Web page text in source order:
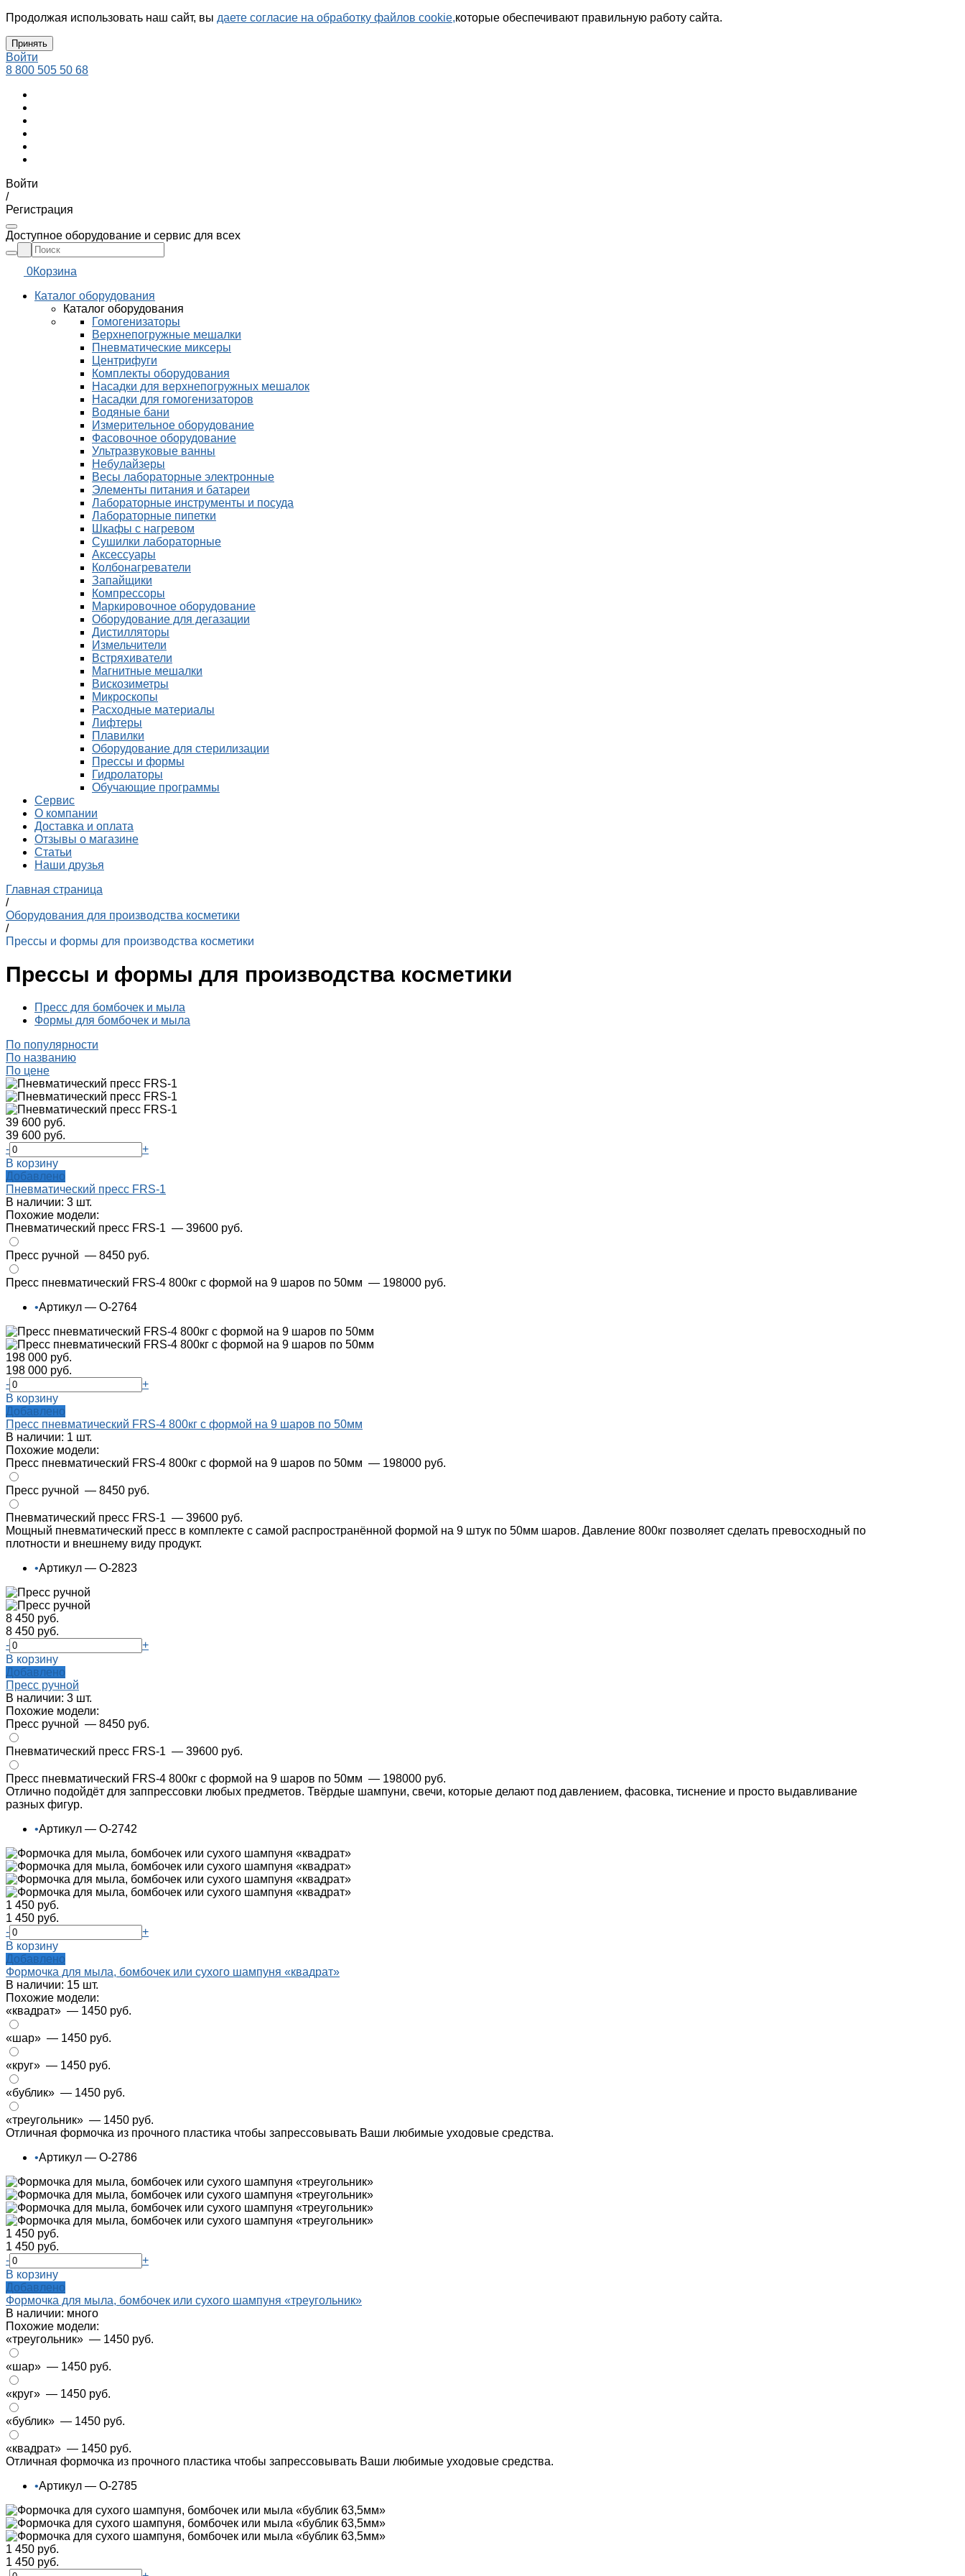
Продолжая использовать наш сайт, вы даете согласие на обработку файлов cookie,которые обеспечивают правильную работу сайта.
Принять
Войти
8 800 505 50 68
Войти
/
Регистрация
Доступное оборудование и сервис для всех
0Корзина
Каталог оборудования
Каталог оборудования
Гомогенизаторы
Верхнепогружные мешалки
Пневматические миксеры
Центрифуги
Комплекты оборудования
Насадки для верхнепогружных мешалок
Насадки для гомогенизаторов
Водяные бани
Измерительное оборудование
Фасовочное оборудование
Ультразвуковые ванны
Небулайзеры
Весы лабораторные электронные
Элементы питания и батареи
Лабораторные инструменты и посуда
Лабораторные пипетки
Шкафы с нагревом
Сушилки лабораторные
Аксессуары
Колбонагреватели
Запайщики
Компрессоры
Маркировочное оборудование
Оборудование для дегазации
Дистилляторы
Измельчители
Встряхиватели
Магнитные мешалки
Вискозиметры
Микроскопы
Расходные материалы
Лифтеры
Плавилки
Оборудование для стерилизации
Прессы и формы
Гидролаторы
Обучающие программы
Сервис
О компании
Доставка и оплата
Отзывы о магазине
Статьи
Наши друзья
Главная страница
/
Оборудования для производства косметики
/
Прессы и формы для производства косметики
Прессы и формы для производства косметики
Пресс для бомбочек и мыла
Формы для бомбочек и мыла
По популярности
По названию
По цене
39 600 руб.
39 600 руб.
-
+
В корзину
Добавлено
Пневматический пресс FRS-1
В наличии: 3 шт.
Похожие модели:
Пневматический пресс FRS-1 — 39600 руб.
Пресс ручной — 8450 руб.
Пресс пневматический FRS-4 800кг с формой на 9 шаров по 50мм — 198000 руб.
•Артикул — О-2764
198 000 руб.
198 000 руб.
-
+
В корзину
Добавлено
Пресс пневматический FRS-4 800кг с формой на 9 шаров по 50мм
В наличии: 1 шт.
Похожие модели:
Пресс пневматический FRS-4 800кг с формой на 9 шаров по 50мм — 198000 руб.
Пресс ручной — 8450 руб.
Пневматический пресс FRS-1 — 39600 руб.
Мощный пневматический пресс в комплекте с самой распространённой формой на 9 штук по 50мм шаров. Давление 800кг позволяет сделать превосходный по
плотности и внешнему виду продукт.
•Артикул — О-2823
8 450 руб.
8 450 руб.
-
+
В корзину
Добавлено
Пресс ручной
В наличии: 3 шт.
Похожие модели:
Пресс ручной — 8450 руб.
Пневматический пресс FRS-1 — 39600 руб.
Пресс пневматический FRS-4 800кг с формой на 9 шаров по 50мм — 198000 руб.
Отлично подойдёт для заппрессовки любых предметов. Твёрдые шампуни, свечи, которые делают под давлением, фасовка, тиснение и просто выдавливание
разных фигур.
•Артикул — О-2742
1 450 руб.
1 450 руб.
-
+
В корзину
Добавлено
Формочка для мыла, бомбочек или сухого шампуня «квадрат»
В наличии: 15 шт.
Похожие модели:
«квадрат» — 1450 руб.
«шар» — 1450 руб.
«круг» — 1450 руб.
«бублик» — 1450 руб.
«треугольник» — 1450 руб.
Отличная формочка из прочного пластика чтобы запрессовывать Ваши любимые уходовые средства.
•Артикул — О-2786
1 450 руб.
1 450 руб.
-
+
В корзину
Добавлено
Формочка для мыла, бомбочек или сухого шампуня «треугольник»
В наличии: много
Похожие модели:
«треугольник» — 1450 руб.
«шар» — 1450 руб.
«круг» — 1450 руб.
«бублик» — 1450 руб.
«квадрат» — 1450 руб.
Отличная формочка из прочного пластика чтобы запрессовывать Ваши любимые уходовые средства.
•Артикул — О-2785
1 450 руб.
1 450 руб.